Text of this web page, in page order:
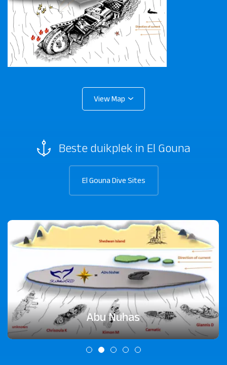
Abu Nuhas
Beste duikplek in El Gouna
El Gouna Dive Sites